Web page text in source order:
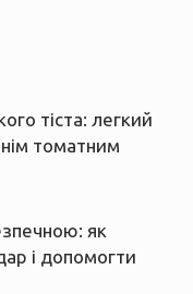
тіста: легкий
томатним
як
і допомогти